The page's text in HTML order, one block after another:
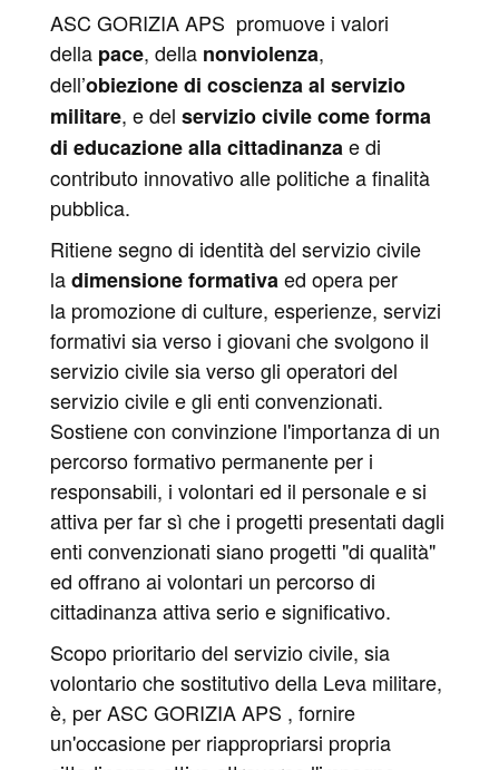
ASC GORIZIA APS promuove i valori
della pace, della nonviolenza,
dell’obiezione di coscienza al servizio
militare, e del servizio civile come forma
di educazione alla cittadinanza e di
contributo innovativo alle politiche a finalità
pubblica.
Ritiene segno di identità del servizio civile
ladimensione formativa ed opera per
la promozione di culture, esperienze, servizi
formativi sia verso i giovani che svolgono il
servizio civile sia verso gli operatori del
servizio civile e gli enti convenzionati.
Sostiene con convinzione l'importanza di un
percorso formativo permanente per i
responsabili, i volontari ed il personale e si
attiva per far sì che i progetti presentati dagli
enti convenzionati siano progetti "di qualità"
ed offrano ai volontari un percorso di
cittadinanza attiva serio e significativo.
Scopo prioritario del servizio civile, sia
volontario che sostitutivo della Leva militare,
è, per ASC GORIZIA APS , fornire
un'occasione per riappropriarsi propria